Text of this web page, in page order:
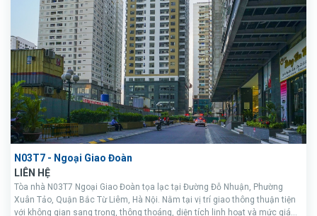
N03T7 - Ngoại Giao Đoàn
LIÊN HỆ
Tòa nhà N03T7 Ngoại Giao Đoàn tọa lạc tại Đường Đỗ Nhuận, Phường
Xuân Tảo, Quận Bắc Từ Liêm, Hà Nội. Nằm tại vị trí giao thông thuận tiện
với không gian sang trọng, thông thoáng, diện tích linh hoạt và mức giá